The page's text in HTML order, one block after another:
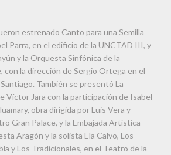
estrenado Canto para una Semilla
Parra, en el edificio de la UNCTAD III, y
y la Orquesta Sinfónica de la
con la dirección de Sergio Ortega en el
También se presentó La
Víctor Jara con la participación de Isabel
obra dirigida por Luis Vera y
Gran Palace, y la Embajada Artística
Aragón y la solista Ela Calvo, Los
y Los Tradicionales, en el Teatro de la